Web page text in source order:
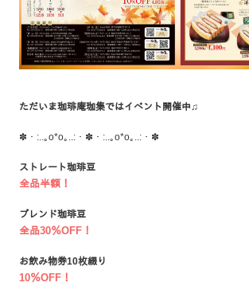
ただいま珈琲庵珈集ではイベント開催中♫
✽・:..｡o*o｡..:・✽・:..｡o*o｡..:・✽
ストレート珈琲豆
全品半額！
ブレンド珈琲豆
全品30％OFF！
お飲み物券10枚綴り
10％OFF！